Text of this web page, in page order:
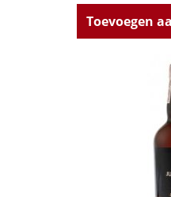
Toevoegen